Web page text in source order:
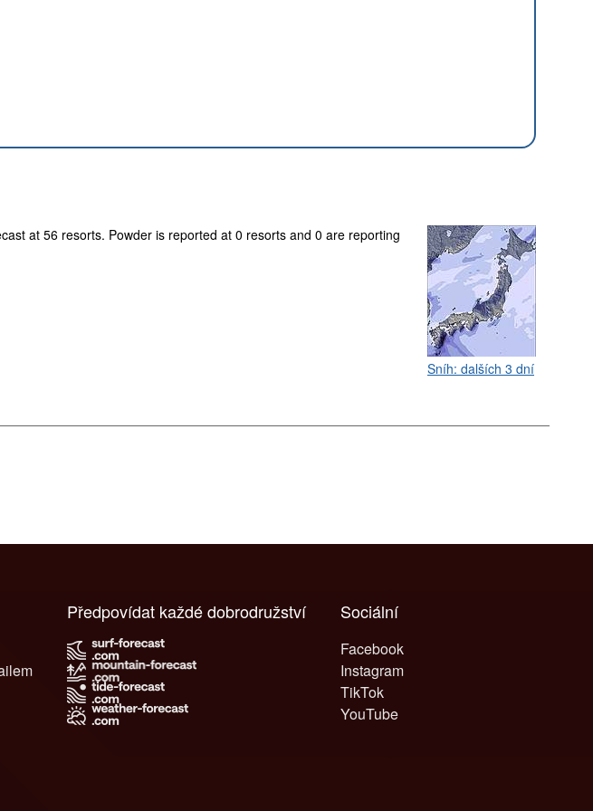
Sníh: dalších 3 dní
at 56 resorts. Powder is reported at 0 resorts and 0 are reporting
Sociální
Facebook
Instagram
TikTok
YouTube
Předpovídat každé dobrodružství